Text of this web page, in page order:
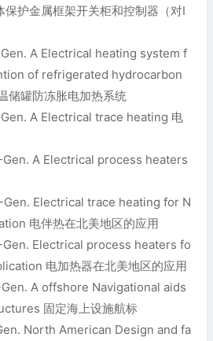
护金属框架开关柜和控制器（对I
A Electrical heating system f
of refrigerated hydrocarbon
储罐防冻胀电加热系统
A Electrical trace heating 电
A Electrical process heaters
Electrical trace heating for N
电伴热在北美地区的应用
Electrical process heaters fo
电加热器在北美地区的应用
A offshore Navigational aids
固定海上设施航标
North American Design and fa